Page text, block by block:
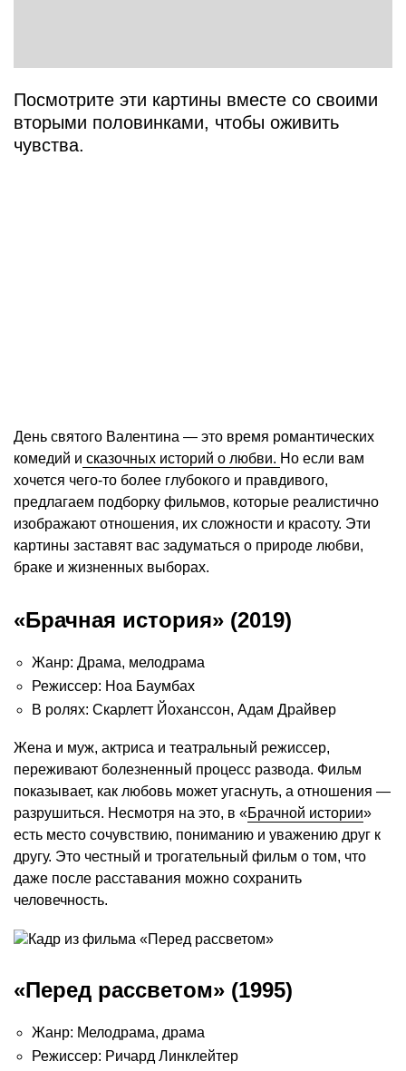
Посмотрите эти картины вместе со своими
вторыми половинками, чтобы оживить
чувства.
День святого Валентина — это время романтических
комедий и сказочных историй о любви. Но если вам
хочется чего-то более глубокого и правдивого,
предлагаем подборку фильмов, которые реалистично
изображают отношения, их сложности и красоту. Эти
картины заставят вас задуматься о природе любви,
браке и жизненных выборах.
«Брачная история» (2019)
Жанр: Драма, мелодрама
Режиссер: Ноа Баумбах
В ролях: Скарлетт Йоханссон, Адам Драйвер
Жена и муж, актриса и театральный режиссер,
переживают болезненный процесс развода. Фильм
показывает, как любовь может угаснуть, а отношения —
разрушиться. Несмотря на это, в «Брачной истории»
есть место сочувствию, пониманию и уважению друг к
другу. Это честный и трогательный фильм о том, что
даже после расставания можно сохранить
человечность.
«Перед рассветом» (1995)
Жанр: Мелодрама, драма
Режиссер: Ричард Линклейтер